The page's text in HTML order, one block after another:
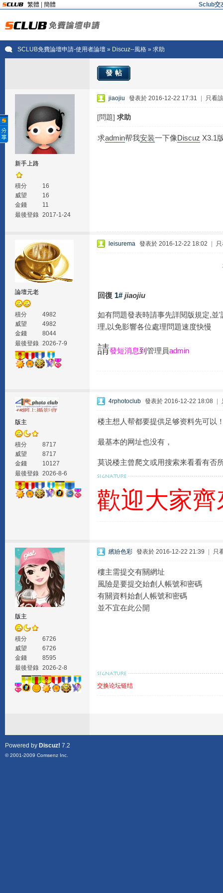
繁體 簡體 Sclub交
SCLUB免費論壇申請-使用者論壇» Discuz--風格» 求助
發帖
新手上路
積分
16
威望
16
金錢
11
最後登錄 2017-1-24
jiaojiu 發表於 2016-12-22 17:31 只看
[問題] 求助
求admin帮我安装一下像Discuz X3.1
論壇元老
積分
4982
威望
4982
金錢
8044
最後登錄 2026-7-9
leisurema 發表於 2016-12-22 18:02
回復 1# jiaojiu
如有問題發表時請事先詳閱版規定,
理,以免影響各位處理問題速度快慢
請發短消息到 管理員admin
版主
積分
8717
威望
8717
金錢
10127
最後登錄 2026-8-6
4rphotoclub 發表於 2016-12-22 18:08
楼主想人帮都要提供足够资料先可以
最基本的网址也没有，
莫说楼主曾爬文或用搜索来看看有否
歡迎大家
版主
積分
6726
威望
6726
金錢
8595
最後登錄 2026-2-8
繽紛色彩 發表於 2016-12-22 21:39 只
樓主需提交有關網址
風險是要提交始創人帳號和密碼
有關資料始創人帳號和密碼
並不宜在此公開
交换论坛链结
Powered by Discuz! 7.2
© 2001-2009 Comsenz Inc.